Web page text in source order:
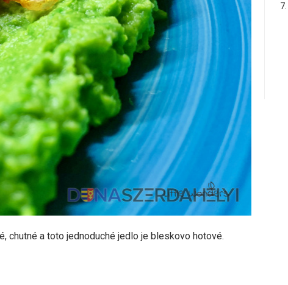
chutné a toto jednoduché jedlo je bleskovo hotové.